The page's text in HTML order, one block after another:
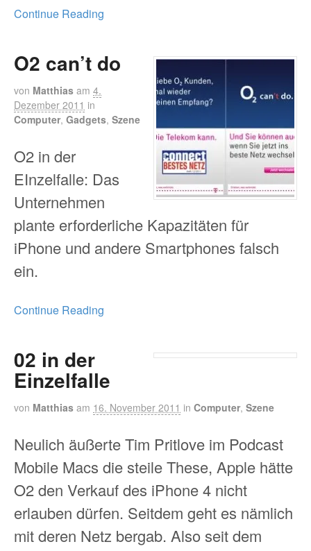
Continue Reading
O2 can’t do
von Matthias am 4.
Dezember 2011 in
Computer, Gadgets, Szene
O2 in der
EInzelfalle: Das
Unternehmen
plante erforderliche Kapazitäten für
iPhone und andere Smartphones falsch
ein.
Continue Reading
02 in der
Einzelfalle
von Matthias am 16. November 2011 in Computer, Szene
Neulich äußerte Tim Pritlove im Podcast
Mobile Macs die steile These, Apple hätte
O2 den Verkauf des iPhone 4 nicht
erlauben dürfen. Seitdem geht es nämlich
mit deren Netz bergab. Also seit dem